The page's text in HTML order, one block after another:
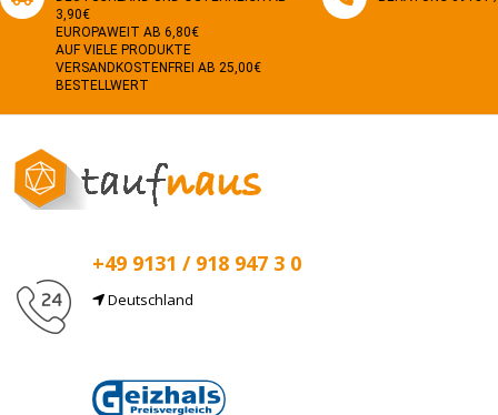
3,90€
EUROPAWEIT AB 6,80€
AUF VIELE PRODUKTE
VERSANDKOSTENFREI AB 25,00€
BESTELLWERT
+49 9131 / 918 947 3 0
Deutschland